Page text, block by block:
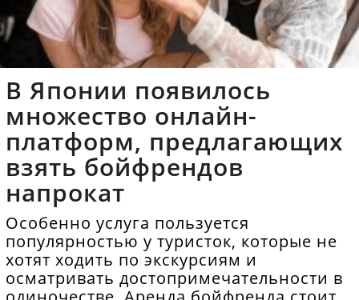
В Японии появилось
множество онлайн-
платформ, предлагающих
взять бойфрендов
напрокат
Особенно услуга пользуется
популярностью у туристок, которые не
хотят ходить по экскурсиям и
осматривать достопримечательности в